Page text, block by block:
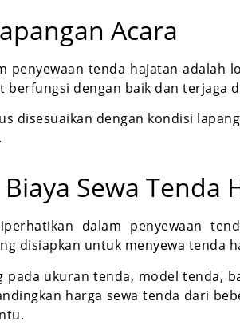
Acara
penyewaan tenda hajatan adalah
dengan baik dan terjaga
disesuaikan dengan kondisi
Sewa Tenda
dalam penyewaan
disiapkan untuk menyewa tenda
pada ukuran tenda, model tenda,
harga sewa tenda dari